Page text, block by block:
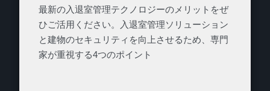
最新の入退室管理テクノロジーのメリットをぜ
ひご活用ください。入退室管理ソリューション
と建物のセキュリティを向上させるため、専門
家が重視する4つのポイント